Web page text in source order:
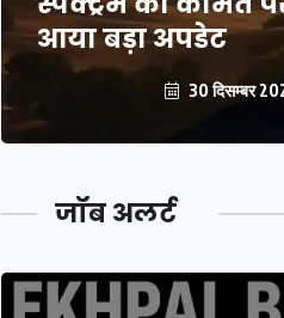
आया बड़ा अपडेट
30 दिसम्बर
जॉब अलर्ट